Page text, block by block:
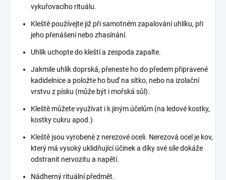
vykuřovacího rituálu.
Kleště používejte již při samotném zapalování uhlíku, při
jeho přenášení nebo zhasínání.
Uhlík uchopte do kleští a zespoda zapalte.
Jakmile uhlík doprská, přeneste ho do předem připravené
kadidelnice a položte ho buď na sítko, nebo na izolační
vrstvu z písku (může být i mořská sůl).
Kleště můžete využívat i k jiným účelům (na ledové kostky,
kostky cukru apod.)
Kleště jsou vyrobené z nerezové oceli. Nerezová ocel je kov,
který má vysoký uklidňující účinek a díky své síle dokáže
odstranit nervozitu a napětí.
Nádherný rituální předmět.